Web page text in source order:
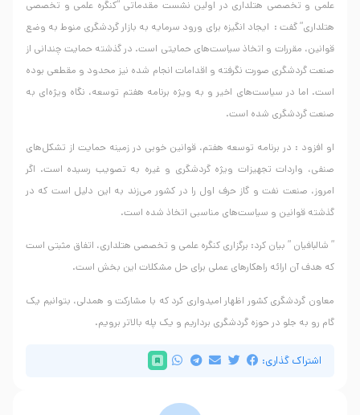
علمی و تخصصی هتلداری در اولین نشست مقدماتی “کنگره علمی و تخصصی
هتلداری” گفت : ایجاد انگیزه برای ورود سرمایه به بازار گردشگری منوط به وضع
قوانین، مقررات و اتخاذ سیاست‌های حمایتی است. در گذشته حمایت چندانی از
صنعت گردشگری صورت نگرفته و اقدامات انجام شده نیز محدود و مقطعی بوده
است. اما در سیاست‌های اخیر و به ویژه برنامه هفتم توسعه، نگاه ویژه‌ای به
صنعت گردشگری شده است.
او افزود : در برنامه توسعه هفتم، قوانین خوبی در زمینه حمایت از تشکل‌های
صنفی، واردات تجهیزات ویژه گردشگری و غیره به تصویب رسیده است. اگر
امروز، صنعت نفت و گاز حرف اول را در کشور می‌زند به این دلیل است که در
گذشته قوانین و سیاست‌های مناسبی اتخاذ شده است.
” شالبافیان ” بیان کرد: برگزاری کنگره علمی و تخصصی هتلداری، اتفاق مثبتی است
که هدف آن ارائه راهکارهای عملی برای حل مشکلات این بخش است.
معاون گردشگری کشور اظهار امیدواری کرد که با مشارکت و همدلی، بتوانیم یک
گام رو به جلو در حوزه گردشگری برداریم و یک پله بالاتر برویم.
اشتراک گذاری: